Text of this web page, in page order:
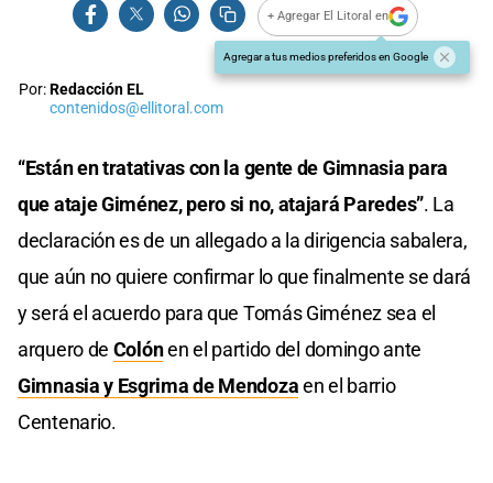
+ Agregar El Litoral en
Agregar a tus medios preferidos en Google
Por:Redacción EL
contenidos@ellitoral.com
“Están en tratativas con la gente de Gimnasia para
que ataje Giménez, pero si no, atajará Paredes”. La
declaración es de un allegado a la dirigencia sabalera,
que aún no quiere confirmar lo que finalmente se dará
y será el acuerdo para que Tomás Giménez sea el
arquero de Colónen el partido del domingo ante
Gimnasia y Esgrima de Mendozaen el barrio
Centenario.